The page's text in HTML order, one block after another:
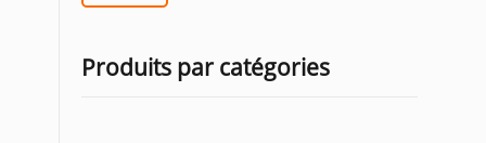
Produits par catégories